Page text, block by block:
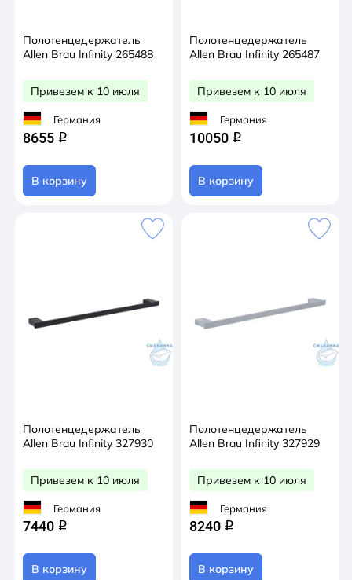
Полотенцедержатель
Allen Brau Infinity 265488
Привезем к 10 июля
Германия
8655 q
В корзину
Полотенцедержатель
Allen Brau Infinity 265487
Привезем к 10 июля
Германия
10050 q
В корзину
Полотенцедержатель
Allen Brau Infinity 327930
Привезем к 10 июля
Германия
7440 q
В корзину
Полотенцедержатель
Allen Brau Infinity 327929
Привезем к 10 июля
Германия
8240 q
В корзину